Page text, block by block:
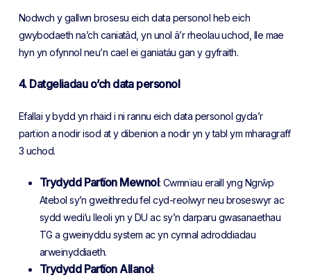
Nodwch y gallwn brosesu eich data personol heb eich
gwybodaeth na’ch caniatâd, yn unol â’r rheolau uchod, lle mae
hyn yn ofynnol neu’n cael ei ganiatáu gan y gyfraith.
4. Datgeliadau o’ch data personol
Efallai y bydd yn rhaid i ni rannu eich data personol gyda’r
partïon a nodir isod at y dibenion a nodir yn y tabl ym mharagraff
3 uchod.
Trydydd Partïon Mewnol: Cwmnïau eraill yng Ngrŵp
Atebol sy’n gweithredu fel cyd-reolwyr neu broseswyr ac
sydd wedi’u lleoli yn y DU ac sy’n darparu gwasanaethau
TG a gweinyddu system ac yn cynnal adroddiadau
arweinyddiaeth.
Trydydd Partïon Allanol: